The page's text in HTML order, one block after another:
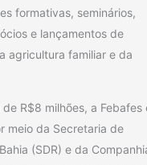
formativas, seminários,
e lançamentos de
agricultura familiar e da
R$8 milhões, a Febafes
meio da Secretaria de
(SDR) e da